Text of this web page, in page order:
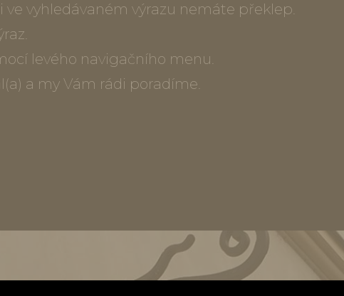
vyhledávaném výrazu nemáte překlep.
levého navigačního menu.
a my Vám rádi poradíme.